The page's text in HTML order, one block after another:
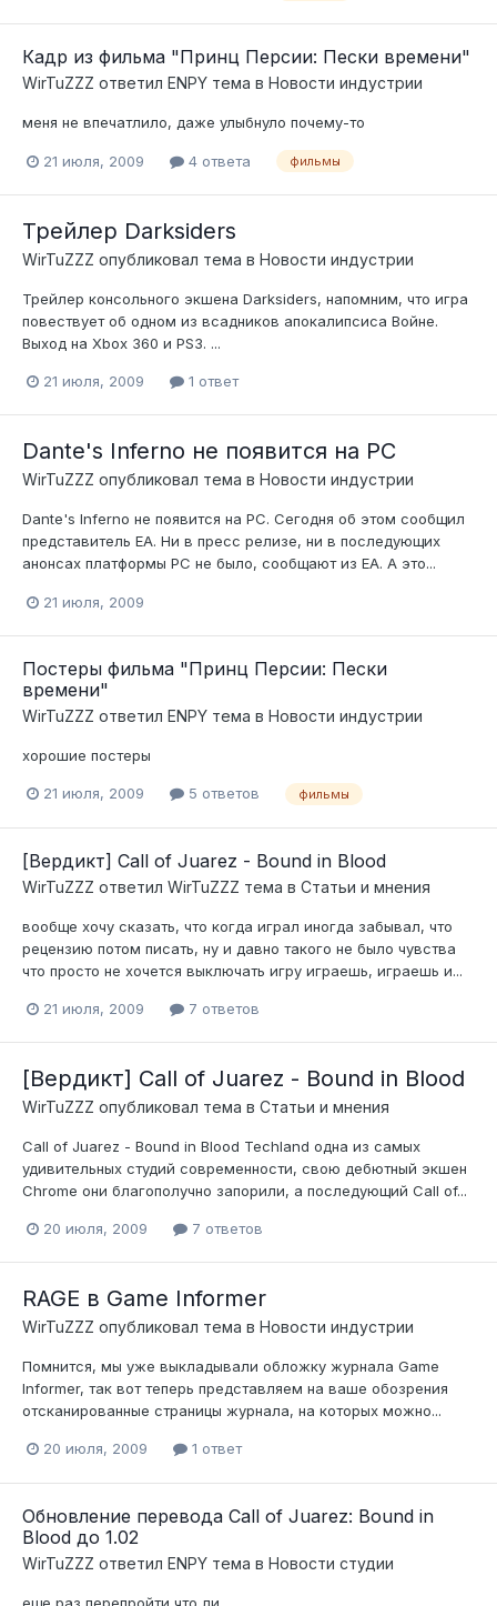
Кадр из фильма "Принц Персии: Пески времени"
WirTuZZZ ответил ENPY тема в Новости индустрии
меня не впечатлило, даже улыбнуло почему-то
21 июля, 2009 4 ответа фильмы
Трейлер Darksiders
WirTuZZZ опубликовал тема в Новости индустрии
Трейлер консольного экшена Darksiders, напомним, что игра
повествует об одном из всадников апокалипсиса Войне.
Выход на Xbox 360 и PS3. ...
21 июля, 2009 1 ответ
Dante's Inferno не появится на PC
WirTuZZZ опубликовал тема в Новости индустрии
Dante's Inferno не появится на PC. Сегодня об этом сообщил
представитель ЕА. Ни в пресс релизе, ни в последующих
анонсах платформы PC не было, сообщают из ЕА. А это...
21 июля, 2009
Постеры фильма "Принц Персии: Пески
времени"
WirTuZZZ ответил ENPY тема в Новости индустрии
хорошие постеры
21 июля, 2009 5 ответов фильмы
[Вердикт] Call of Juarez - Bound in Blood
WirTuZZZ ответил WirTuZZZ тема в Статьи и мнения
вообще хочу сказать, что когда играл иногда забывал, что
рецензию потом писать, ну и давно такого не было чувства
что просто не хочется выключать игру играешь, играешь и...
21 июля, 2009 7 ответов
[Вердикт] Call of Juarez - Bound in Blood
WirTuZZZ опубликовал тема в Статьи и мнения
Call of Juarez - Bound in Blood Techland одна из самых
удивительных студий современности, свою дебютный экшен
Сhrome они благополучно запорили, а последующий Call of...
20 июля, 2009 7 ответов
RAGE в Game Informer
WirTuZZZ опубликовал тема в Новости индустрии
Помнится, мы уже выкладывали обложку журнала Game
Informer, так вот теперь представляем на ваше обозрения
отсканированные страницы журнала, на которых можно...
20 июля, 2009 1 ответ
Обновление перевода Call of Juarez: Bound in
Blood до 1.02
WirTuZZZ ответил ENPY тема в Новости студии
еще раз перепройти что ли